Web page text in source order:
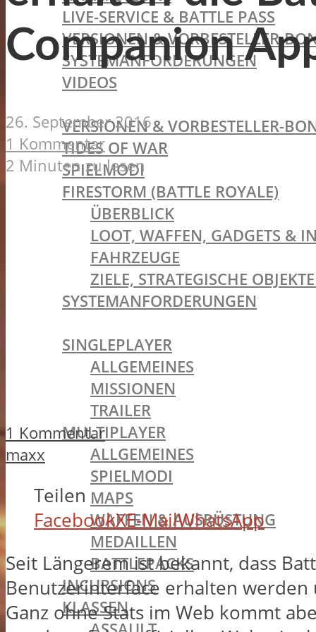
LIVE-SERVICE & BATTLE PASS
VERSIONEN & VORBESTELLER-
SYSTEMANFORDERUNGEN
VIDEOS
VERSIONEN & VORBESTELLER-
TIDES OF WAR
SPIELMODI
FIRESTORM (BATTLE ROYALE)
ÜBERBLICK
LOOT, WAFFEN, GADGETS &
FAHRZEUGE
ZIELE, STRATEGISCHE
SYSTEMANFORDERUNGEN
SINGLEPLAYER
ALLGEMEINES
MISSIONEN
TRAILER
MULTIPLAYER
ALLGEMEINES
SPIELMODI
MAPS
WAFFEN & AUSRÜSTUNG
MEDAILLEN
BATTLEPACKS
INCURSIONS
KLASSEN
Companion
26. September 2016
1 Kommentar
2 Minuten zu lesen
1 Kommentar
maxx
Teilen
FacebookXE-MailWhatsApp
Seit Längerem ist bekannt, dass
Benutzerinterface erhalten
Ganz ohne Stats im Web kommt